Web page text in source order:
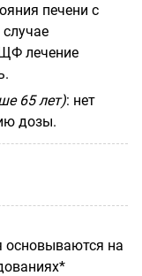
печени с
лечение
65 лет): нет
дозы.
основываются на